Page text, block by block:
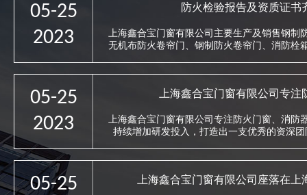
05-25
2023
防火检验报告及资质证书
上海鑫合宝门窗有限公司主要生产及销售钢制
无机布防火卷帘门、钢制防火卷帘门、消防栓
05-25
2023
上海鑫合宝门窗有限公司专注
上海鑫合宝门窗有限公司专注防火门窗、消防
持续增加研发投入，打造出一支优秀的资深
05-25
上海鑫合宝门窗有限公司座落在上